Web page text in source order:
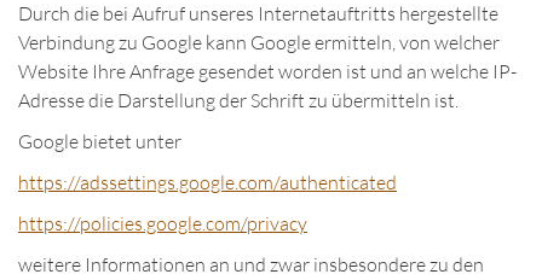
Durch die bei Aufruf unseres Internetauftritts hergestellte
Verbindung zu Google kann Google ermitteln, von welcher
Website Ihre Anfrage gesendet worden ist und an welche IP-
Adresse die Darstellung der Schrift zu übermitteln ist.
Google bietet unter
https://adssettings.google.com/authenticated
https://policies.google.com/privacy
weitere Informationen an und zwar insbesondere zu den